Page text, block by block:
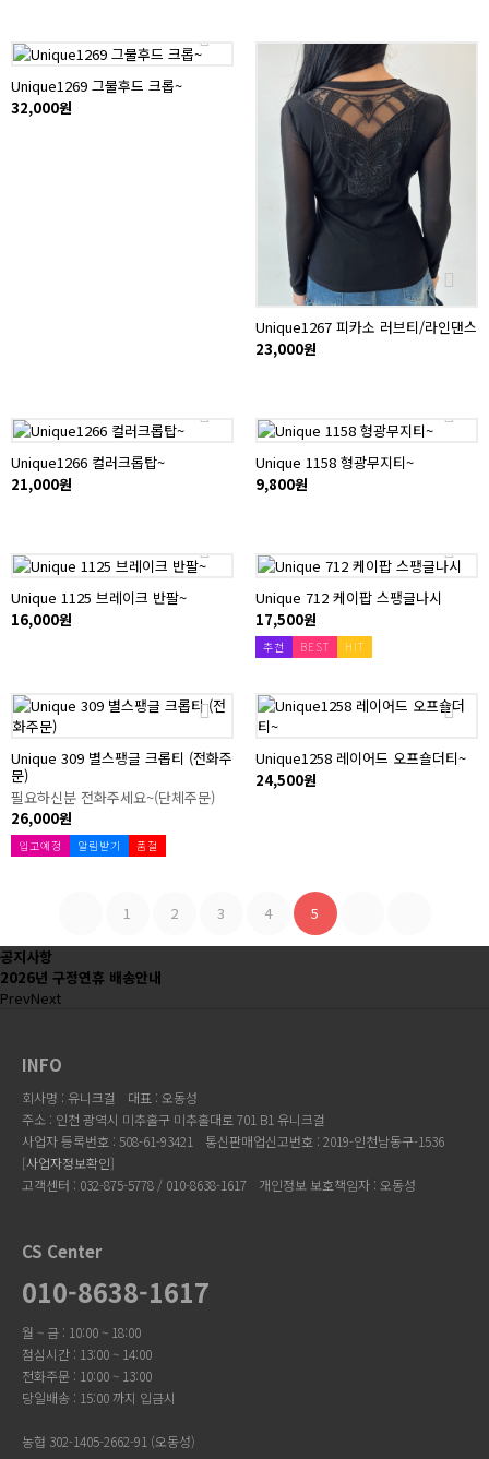
Unique1269 그물후드 크롭~
32,000원
Unique1267 피카소 러브티/라인댄스
23,000원
Unique1266 컬러크롭탑~
21,000원
Unique 1158 형광무지티~
9,800원
Unique 1125 브레이크 반팔~
16,000원
Unique 712 케이팝 스팽글나시
17,500원
추천 BEST HIT
Unique 309 별스팽글 크롭티 (전화주
문)
필요하신분 전화주세요~(단체주문)
26,000원
입고예정 알림받기 품절
Unique1258 레이어드 오프숄더티~
24,500원
1 2 3 4 5
공지사항
2026년 구정연휴 배송안내
PrevNext
INFO
회사명 : 유니크걸
대표 : 오동성
주소 : 인천 광역시 미추홀구 미추홀대로 701 B1 유니크걸
사업자 등록번호 : 508-61-93421
통신판매업신고번호 : 2019-인천남동구-1536
[사업자정보확인]
고객센터 : 032-875-5778 / 010-8638-1617
개인정보 보호책임자 : 오동성
CS Center
010-8638-1617
월 ~ 금 : 10:00 ~ 18:00
점심시간 : 13:00 ~ 14:00
전화주문 : 10:00 ~ 13:00
당일배송 : 15:00 까지 입금시
농협 302-1405-2662-91 (오동성)